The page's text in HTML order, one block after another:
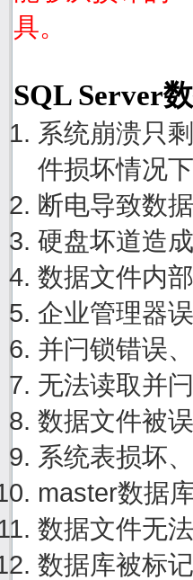
具。
SQL Server
系统崩溃只
件损坏情况
断电导致数
硬盘坏道造
数据文件内
企业管理器
并闩锁错误
无法读取并
数据文件被
系统表损坏
master数据
数据文件无
数据库被标